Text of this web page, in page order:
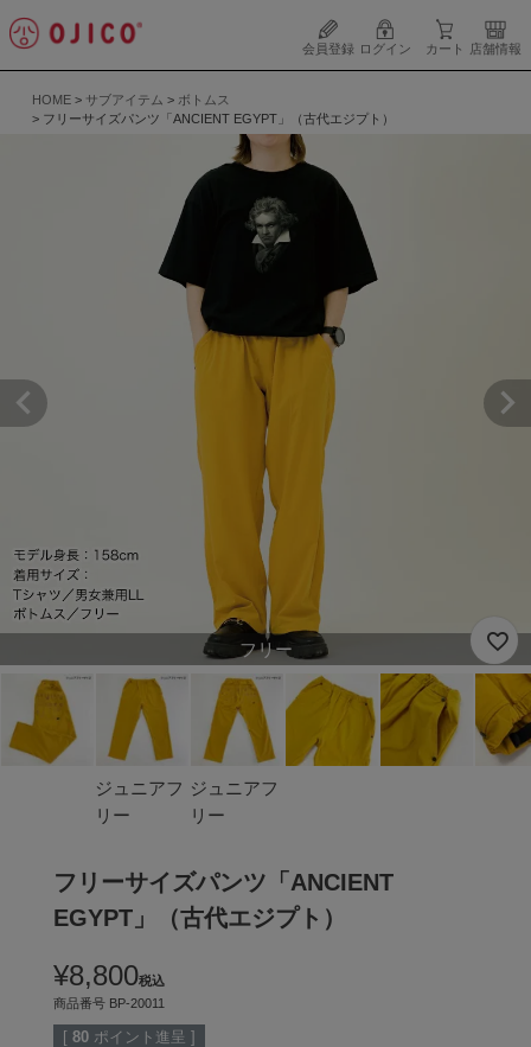
会員登録 ログイン カート 店舗情報
HOME サブアイテム
ボトムス
フリーサイズパンツ「ANCIENT EGYPT」（古代エジプト）
フリー
ジュニアフ
リー
ジュニアフ
リー
フリーサイズパンツ「ANCIENT
EGYPT」（古代エジプト）
¥8,800税込
商品番号 BP-20011
[ 80 ポイント進呈 ]